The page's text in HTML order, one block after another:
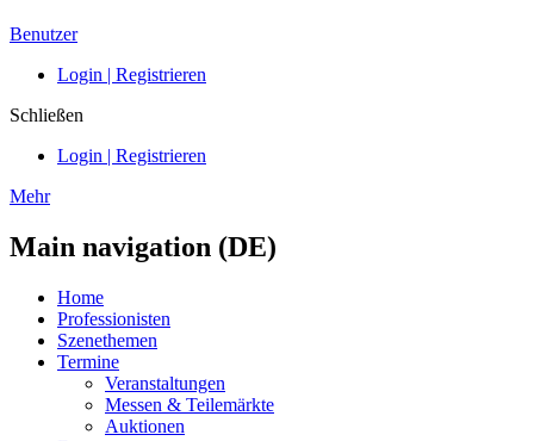
Benutzer
Login | Registrieren
Schließen
Login | Registrieren
Mehr
Main navigation (DE)
Home
Professionisten
Szenethemen
Termine
Veranstaltungen
Messen & Teilemärkte
Auktionen